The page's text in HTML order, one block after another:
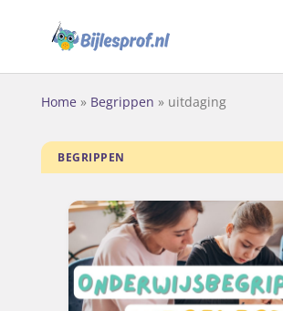
Home » Begrippen » uitdaging
BEGRIPPEN